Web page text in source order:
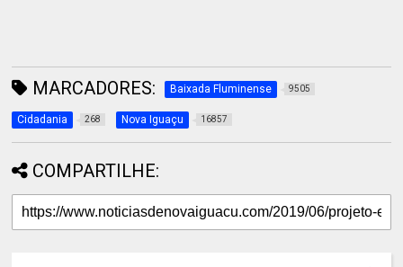
MARCADORES: Baixada Fluminense 9505
Cidadania 268 Nova Iguaçu 16857
COMPARTILHE: